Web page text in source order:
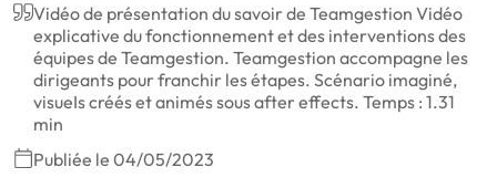
Vidéo de présentation du savoir de Teamgestion Vidéo
explicative du fonctionnement et des interventions des
équipes de Teamgestion. Teamgestion accompagne les
dirigeants pour franchir les étapes. Scénario imaginé,
visueIs créés et animés sous after effects. Temps : 1.31
min
Publiée le 04/05/2023